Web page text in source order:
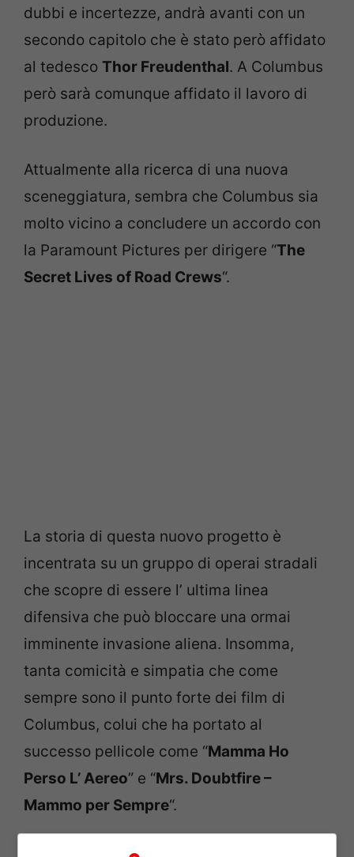
dubbi e incertezze, andrà avanti con un
secondo capitolo che è stato però affidato
al tedesco Thor Freudenthal. A Columbus
però sarà comunque affidato il lavoro di
produzione.
Attualmente alla ricerca di una nuova
sceneggiatura, sembra che Columbus sia
molto vicino a concludere un accordo con
la Paramount Pictures per dirigere “The
Secret Lives of Road Crews“.
La storia di questa nuovo progetto è
incentrata su un gruppo di operai stradali
che scopre di essere l’ ultima linea
difensiva che può bloccare una ormai
imminente invasione aliena. Insomma,
tanta comicità e simpatia che come
sempre sono il punto forte dei film di
Columbus, colui che ha portato al
successo pellicole come “Mamma Ho
Perso L’ Aereo” e “Mrs. Doubtfire –
Mammo per Sempre“.